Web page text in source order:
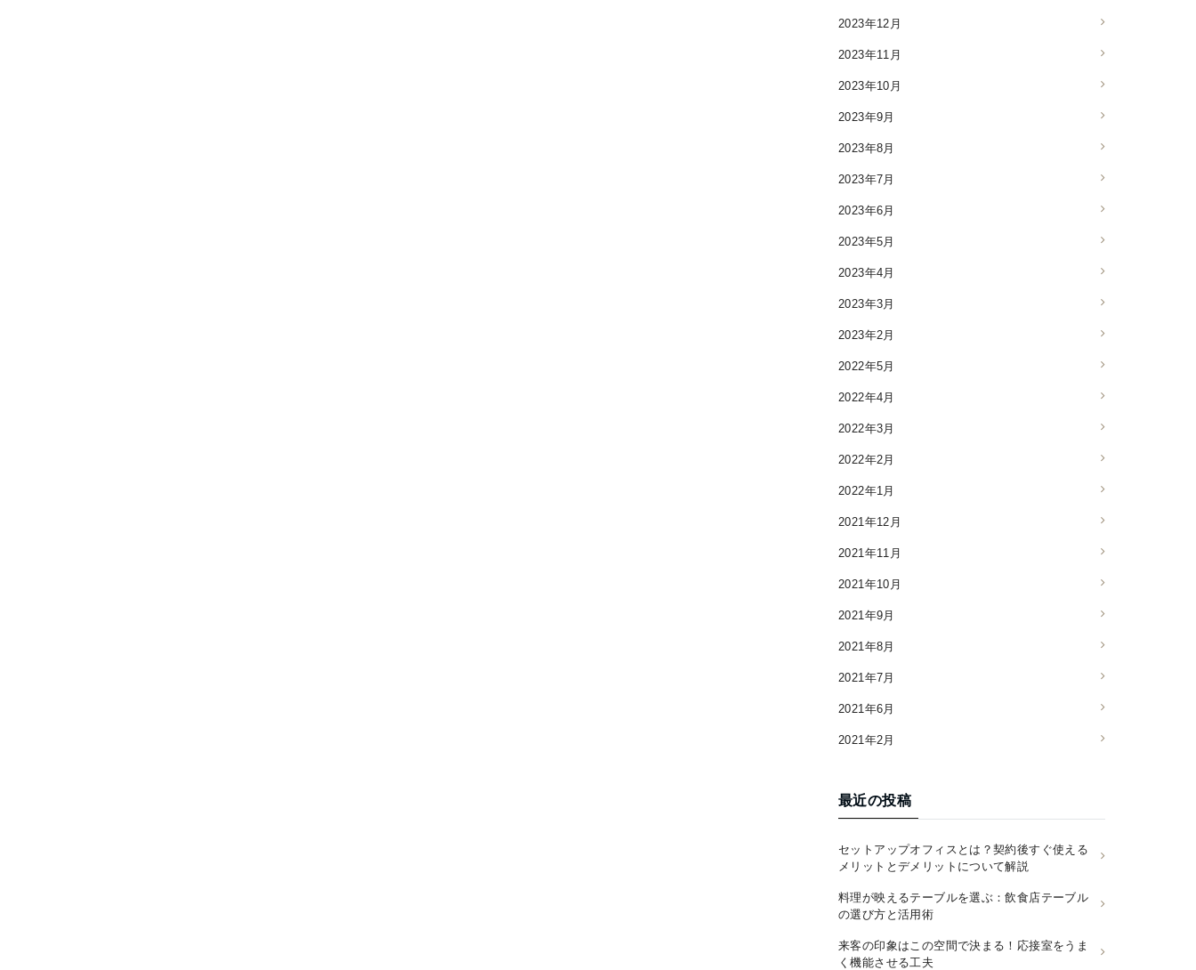
2023年12月
2023年11月
2023年10月
2023年9月
2023年8月
2023年7月
2023年6月
2023年5月
2023年4月
2023年3月
2023年2月
2022年5月
2022年4月
2022年3月
2022年2月
2022年1月
2021年12月
2021年11月
2021年10月
2021年9月
2021年8月
2021年7月
2021年6月
2021年2月
最近の投稿
セットアップオフィスとは？契約後すぐ使える
メリットとデメリットについて解説
料理が映えるテーブルを選ぶ：飲食店テーブル
の選び方と活用術
来客の印象はこの空間で決まる！応接室をうま
く機能させる工夫